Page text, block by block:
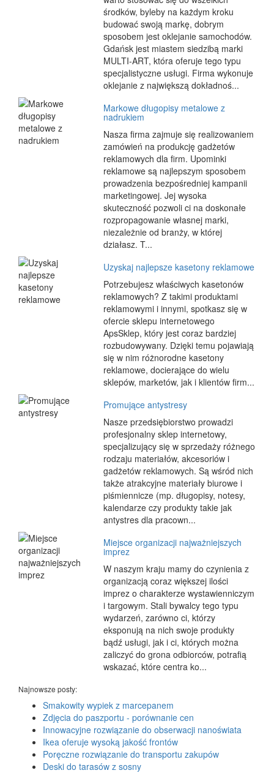
środków, byleby na każdym kroku
budować swoją markę, dobrym
sposobem jest oklejanie samochodów.
Gdańsk jest miastem siedzibą marki
MULTI-ART, która oferuje tego typu
specjalistyczne usługi. Firma wykonuje
oklejanie z największą dokładnoś...
Markowe długopisy metalowe z
nadrukiem
Nasza firma zajmuje się realizowaniem
zamówień na produkcję gadżetów
reklamowych dla firm. Upominki
reklamowe są najlepszym sposobem
prowadzenia bezpośredniej kampanii
marketingowej. Jej wysoka
skuteczność pozwoli ci na doskonałe
rozpropagowanie własnej marki,
niezależnie od branży, w której
działasz. T...
Uzyskaj najlepsze kasetony reklamowe
Potrzebujesz właściwych kasetonów
reklamowych? Z takimi produktami
reklamowymi i innymi, spotkasz się w
ofercie sklepu internetowego
ApsSklep, który jest coraz bardziej
rozbudowywany. Dzięki temu pojawiają
się w nim różnorodne kasetony
reklamowe, docierające do wielu
sklepów, marketów, jak i klientów firm...
Promujące antystresy
Nasze przedsiębiorstwo prowadzi
profesjonalny sklep internetowy,
specjalizujący się w sprzedaży różnego
rodzaju materiałów, akcesoriów i
gadżetów reklamowych. Są wśród nich
także atrakcyjne materiały biurowe i
piśmiennicze (mp. długopisy, notesy,
kalendarze czy produkty takie jak
antystres dla pracown...
Miejsce organizacji najważniejszych
imprez
W naszym kraju mamy do czynienia z
organizacją coraz większej ilości
imprez o charakterze wystawienniczym
i targowym. Stali bywalcy tego typu
wydarzeń, zarówno ci, którzy
eksponują na nich swoje produkty
bądź usługi, jak i ci, których można
zaliczyć do grona odbiorców, potrafią
wskazać, które centra ko...
Najnowsze posty:
Smakowity wypiek z marcepanem
Zdjęcia do paszportu - porównanie cen
Innowacyjne rozwiązanie do obserwacji nanoświata
Ikea oferuje wysoką jakość frontów
Poręczne rozwiązanie do transportu zakupów
Deski do tarasów z sosny